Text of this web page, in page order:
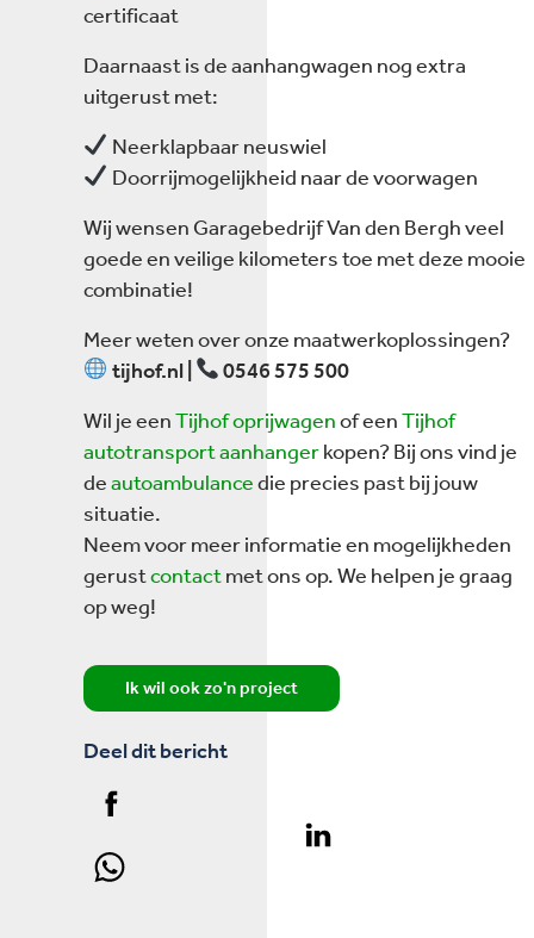
certificaat
Daarnaast is de aanhangwagen nog extra
uitgerust met:
Neerklapbaar neuswiel
Doorrijmogelijkheid naar de voorwagen
Wij wensen Garagebedrijf Van den Bergh veel
goede en veilige kilometers toe met deze mooie
combinatie!
Meer weten over onze maatwerkoplossingen?
tijhof.nl |
0546 575 500
Wil je eenTijhof oprijwagenof eenTijhof
autotransport aanhangerkopen? Bij ons vind je
deautoambulancedie precies past bij jouw
situatie.
Neem voor meer informatie en mogelijkheden
gerustcontactmet ons op. We helpen je graag
op weg!
Ik wil ook zo'n project
Deel dit bericht